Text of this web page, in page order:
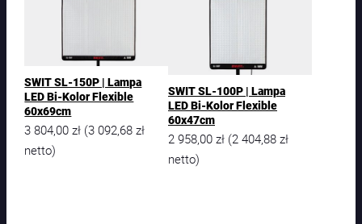
SWIT SL-150P | Lampa
LED Bi-Kolor Flexible
60x69cm
3 804,00zł (3 092,68zł
netto)
SWIT SL-100P | Lampa
LED Bi-Kolor Flexible
60x47cm
2 958,00 zł (2 404,88 zł
netto)